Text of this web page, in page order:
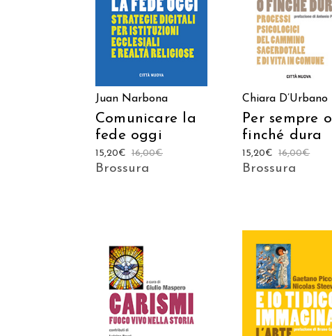
CARRELLO
Juan Narbona
Comunicare la
fede oggi
16,00€
15,20€
Brossura
CARRELLO
Chiara D’Urbano
Per sempre o
finché dura
16,00€
15,20€
Brossura
AGGIUNGI AL
CARRELLO
AGGIUNGI AL
CARRELLO